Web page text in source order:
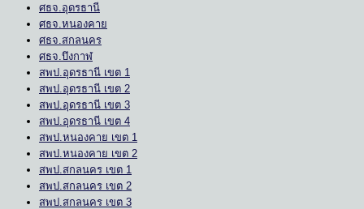
ศธจ.อุดรธานี
ศธจ.หนองคาย
ศธจ.สกลนคร
ศธจ.บึงกาฬ
สพป.อุดรธานี เขต 1
สพป.อุดรธานี เขต 2
สพป.อุดรธานี เขต 3
สพป.อุดรธานี เขต 4
สพป.หนองคาย เขต 1
สพป.หนองคาย เขต 2
สพป.สกลนคร เขต 1
สพป.สกลนคร เขต 2
สพป.สกลนคร เขต 3